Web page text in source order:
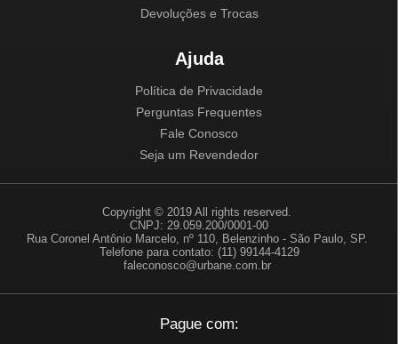
Devoluções e Trocas
Ajuda
Política de Privacidade
Perguntas Frequentes
Fale Conosco
Seja um Revendedor
Copyright © 2019 All rights reserved.
CNPJ: 29.059.200/0001-00
Rua Coronel Antônio Marcelo, nº 110, Belenzinho - São Paulo, SP.
Telefone para contato: (11) 99144-4129
faleconosco@urbane.com.br
Pague com: